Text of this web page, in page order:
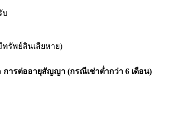
บ
ทรัพย์สินเสียหาย)
การต่ออายุสัญญา (กรณีเช่าต่ำกว่า 6 เดือน)